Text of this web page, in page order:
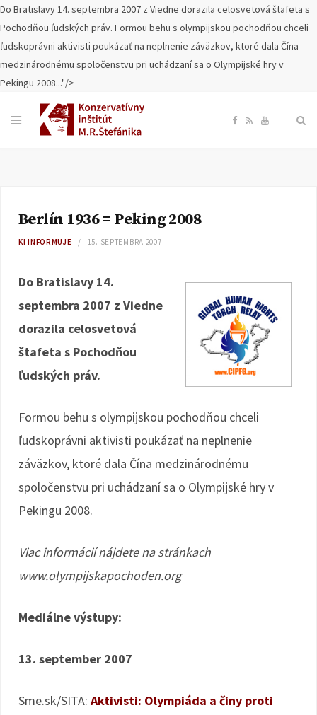
Do Bratislavy 14. septembra 2007 z Viedne dorazila celosvetová štafeta s
Pochodňou ľudských práv. Formou behu s olympijskou pochodňou chceli
ľudskoprávni aktivisti poukázať na neplnenie záväzkov, ktoré dala Čína
medzinárodnému spoločenstvu pri uchádzaní sa o Olympijské hry v
Pekingu 2008..."/>
F
o
o
k
R Y
e
Berlín 1936 = Peking 2008
KI INFORMUJE 15. SEPTEMBRA 2007
Do Bratislavy 14.
septembra 2007 z Viedne
dorazila celosvetová
štafeta s Pochodňou
ľudských práv.
Formou behu s olympijskou pochodňou chceli
ľudskoprávni aktivisti poukázať na neplnenie
záväzkov, ktoré dala Čína medzinárodnému
spoločenstvu pri uchádzaní sa o Olympijské hry v
Pekingu 2008.
Viac informácií nájdete na stránkach
www.olympijskapochoden.org
Mediálne výstupy:
13. september 2007
Sme.sk/SITA: Aktivisti: Olympiáda a činy proti